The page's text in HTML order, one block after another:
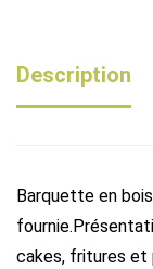
Description
Barquette en
cakes, fritures et